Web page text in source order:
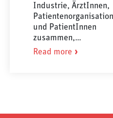
Industrie, ÄrztInnen,
und PatientInnen
zusammen,…
Read more